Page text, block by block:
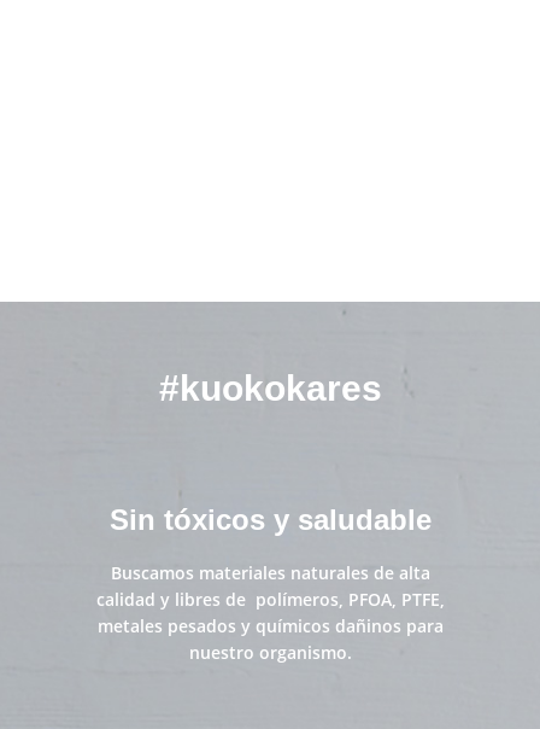
#kuokokares
Sin tóxicos y saludable
Buscamos materiales naturales de alta
calidad y libres de polímeros, PFOA, PTFE,
metales pesados y químicos dañinos para
nuestro organismo.